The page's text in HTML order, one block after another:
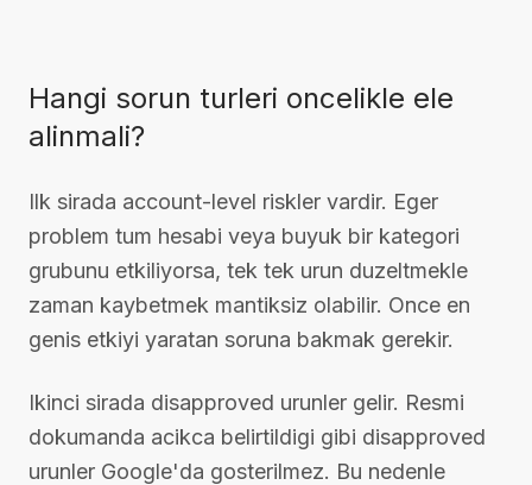
Hangi sorun turleri oncelikle ele
alinmali?
Ilk sirada account-level riskler vardir. Eger
problem tum hesabi veya buyuk bir kategori
grubunu etkiliyorsa, tek tek urun duzeltmekle
zaman kaybetmek mantiksiz olabilir. Once en
genis etkiyi yaratan soruna bakmak gerekir.
Ikinci sirada disapproved urunler gelir. Resmi
dokumanda acikca belirtildigi gibi disapproved
urunler Google'da gosterilmez. Bu nedenle